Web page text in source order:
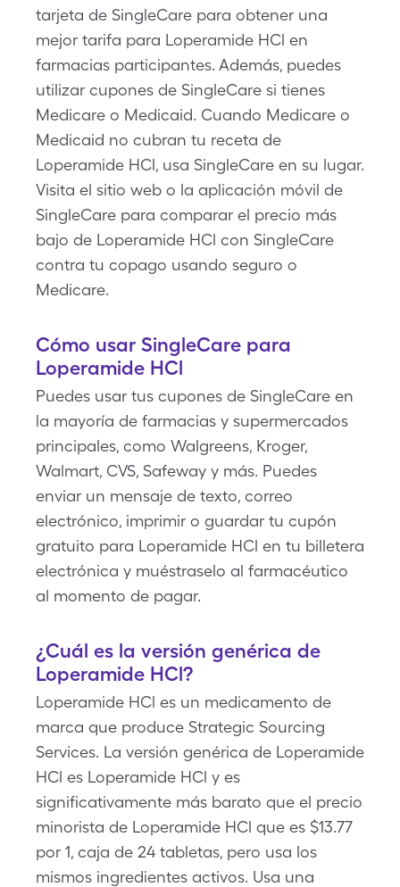
tarjeta de SingleCare para obtener una
mejor tarifa para Loperamide HCl en
farmacias participantes. Además, puedes
utilizar cupones de SingleCare si tienes
Medicare o Medicaid. Cuando Medicare o
Medicaid no cubran tu receta de
Loperamide HCl, usa SingleCare en su lugar.
Visita el sitio web o la aplicación móvil de
SingleCare para comparar el precio más
bajo de Loperamide HCl con SingleCare
contra tu copago usando seguro o
Medicare.
Cómo usar SingleCare para
Loperamide HCl
Puedes usar tus cupones de SingleCare en
la mayoría de farmacias y supermercados
principales, como Walgreens, Kroger,
Walmart, CVS, Safeway y más. Puedes
enviar un mensaje de texto, correo
electrónico, imprimir o guardar tu cupón
gratuito para Loperamide HCl en tu billetera
electrónica y muéstraselo al farmacéutico
al momento de pagar.
¿Cuál es la versión genérica de
Loperamide HCl?
Loperamide HCl es un medicamento de
marca que produce Strategic Sourcing
Services. La versión genérica de Loperamide
HCl es Loperamide HCl y es
significativamente más barato que el precio
minorista de Loperamide HCl que es $13.77
por 1, caja de 24 tabletas, pero usa los
mismos ingredientes activos. Usa una